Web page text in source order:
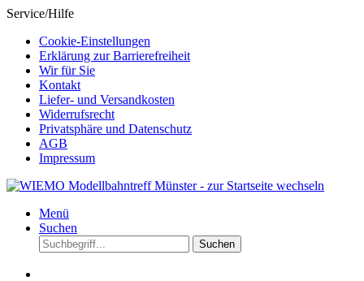
Service/Hilfe
Cookie-Einstellungen
Erklärung zur Barrierefreiheit
Wir für Sie
Kontakt
Liefer- und Versandkosten
Widerrufsrecht
Privatsphäre und Datenschutz
AGB
Impressum
Menü
Suchen
Suchen